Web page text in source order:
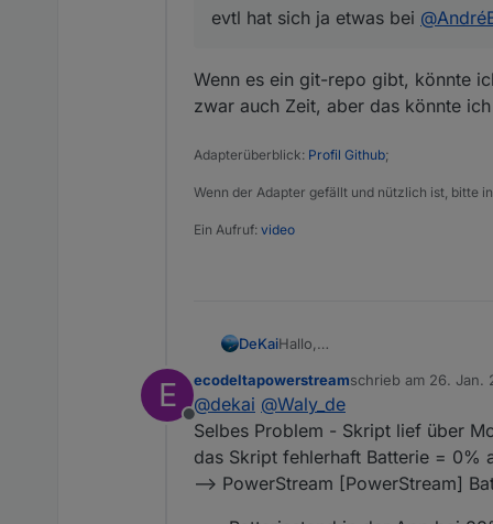
zumindest hätte ich
evtl hat sich ja etwas bei @
Wenn es ein git-repo gibt, könnte
zwar auch Zeit, aber das könnte
Adapterüberblick: Profil Github;
Wenn der Adapter gefällt und nützlich ist, bitte
Ein Aufruf: video
DeKaiHallo,
leider bekomme ich es nicht so recht
das Script in den IObroker.
Im Ecoflow Script komen die
Ich hab die PowerStream und
Ich kann auch über die
Jezt kommt das Problem.
Es ist gerade Dunkel -> die PV
Die Batterie ist zu 84%
deckt?
Statt dessen meint das Script
E
Offline
ecodeltapowerstreamschrieb am 26. Jan.
zuletzt editiert von
@dekai @Waly_de
Selbes Problem - Skript lief über
das Skript fehlerhaft Batterie = 0%
--> PowerStream [PowerStream]